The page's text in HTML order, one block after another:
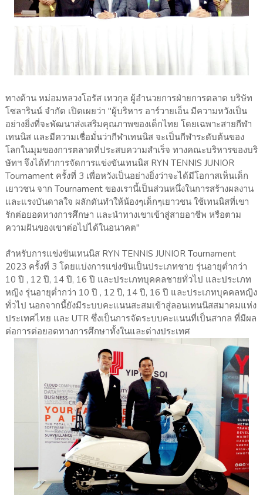
ทางด้าน หม่อมหลวงโอรัส เทวกุล ผู้อำนวยการฝ่ายการตลาด บริษัท
โซลารินน์ จำกัด เปิดเผยว่า "ผู้บริหาร อาร์วายเอ็น มีความหวังเป็น
อย่างยิ่งที่จะพัฒนาส่งเสริมคุณภาพของเด็กไทย โดยเฉพาะสายกีฬา
เทนนิส และมีความเชื่อมั่นว่ากีฬาเทนนิส จะเป็นกีฬาระดับต้นของ
โลกในมุมของการตลาดที่ประสบความสำเร็จ ทางคณะบริหารของบริ
ษัทฯ จึงได้ทำการจัดการแข่งขันเทนนิส RYN TENNIS JUNIOR
Tournament ครั้งที่ 3 เพื่อหวังเป็นอย่างยิ่งว่าจะได้มีโอกาสเห็นเด็ก
เยาวชน จาก Tournament ของเรานี้เป็นส่วนหนึ่งในการสร้างผลงาน
และแรงบันดาลใจ ผลักดันทำให้น้องๆเด็กๆเยาวชน ใช้เทนนิสที่เขา
รักต่อยอดทางการศึกษา และนำทางเขาเข้าสู่สายอาชีพ หรือตาม
ความฝันของเขาต่อไปได้ในอนาคต"
สำหรับการแข่งขันเทนนิส RYN TENNIS JUNIOR Tournament
2023 ครั้งที่ 3 โดยแบ่งการแข่งขันเป็นประเภทชาย รุ่นอายุต่ำกว่า
10 ปี , 12 ปี, 14 ปี, 16 ปี และประเภทบุคคลชายทั่วไป และประเภท
หญิง รุ่นอายุต่ำกว่า 10 ปี , 12 ปี, 14 ปี, 16 ปี และประเภทบุคคลหญิง
ทั่วไป นอกจากนี้ยังมีระบบคะแนนสะสมเข้าสู่ลอนเทนนิสสมาคมแห่ง
ประเทศไทย และ UTR ซึ่งเป็นการจัดระบบคะแนนที่เป็นสากล ที่มีผล
ต่อการต่อยอดทางการศึกษาทั้งในและต่างประเทศ